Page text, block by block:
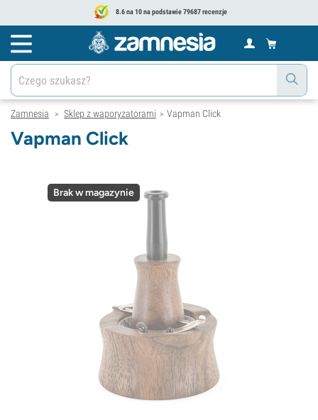
8.6 na 10 na podstawie 79687 recenzje
Zamnesia > Sklep z waporyzatorami > Vapman Click
Vapman Click
Brak w magazynie